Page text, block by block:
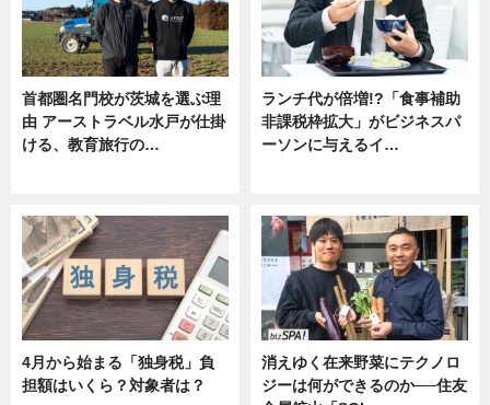
首都圏名門校が茨城を選ぶ理
由 アーストラベル水戸が仕掛
ける、教育旅行の…
ランチ代が倍増!?「食事補助
非課税枠拡大」がビジネスパ
ーソンに与えるイ…
4月から始まる「独身税」負
担額はいくら？対象者は？
消えゆく在来野菜にテクノロ
ジーは何ができるのか──住友